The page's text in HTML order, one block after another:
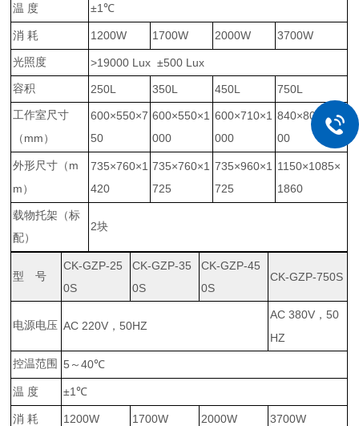
温 度 ±1℃
消 耗 1200W 1700W 2000W 3700W
光照度 >19000 Lux ±500 Lux
容积 250L 350L 450L 750L
工作室尺寸
（ mm ）
600×550×7
50
600×550×1
000
600×710×1
000
840×800×11
00
外形尺寸（ m
m ）
735×760×1
420
735×760×1
725
735×960×1
725
1150×1085×
1860
载物托架（标
配）
2块
型 号
CK-GZP-25
0S
CK-GZP-35
0S
CK-GZP-45
0S
CK-GZP-750S
电源电压 AC 220V ，50HZ
AC 380V ，50
HZ
控温范围 5 ～40℃
温 度 ±1℃
消 耗 1200W 1700W 2000W 3700W